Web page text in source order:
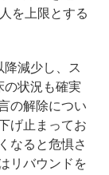
を上限とする
減少し、ス
の状況も確実
の解除につい
げ止まってお
なると危惧さ
リバウンドを